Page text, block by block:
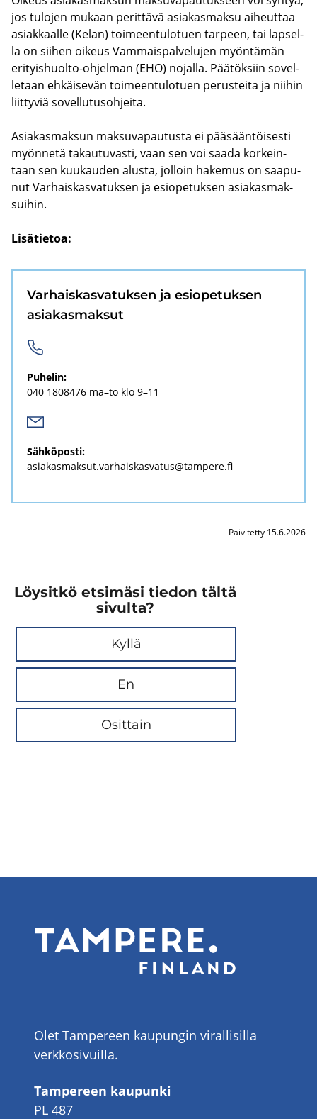
jos tu­lo­jen mu­kaan pe­rit­tä­vä asia­kas­mak­su ai­heut­taa
asiak­kaal­le (Kelan) toi­meen­tu­lo­tuen tar­peen, tai lap­sel­
la on sii­hen oi­keus Vam­mais­pal­ve­lu­jen myön­tä­män
erityishuolto-​ohjelman (EHO) no­jal­la. Pää­tök­siin so­vel­
le­taan eh­käi­se­vän toi­meen­tu­lo­tuen pe­rus­tei­ta ja nii­hin
liit­ty­viä so­vel­lu­tus­oh­jei­ta.
Asia­kas­mak­sun mak­su­va­pau­tus­ta ei pää­sään­töi­ses­ti
myön­ne­tä ta­kau­tu­vas­ti, vaan sen voi saada kor­kein­
taan sen kuu­kau­den alus­ta, jol­loin ha­ke­mus on saa­pu­
nut Var­hais­kas­va­tuk­sen ja esio­pe­tuk­sen asia­kas­mak­
sui­hin.
Li­sä­tie­toa:
Var­hais­kas­va­tuk­sen ja esio­pe­tuk­sen
asia­kas­mak­sut
Pu­he­lin:
040 1808476 ma–to klo 9–11
Säh­kö­pos­ti:
asia­kas­mak­sut.var­hais­kas­va­tus@tam­pe­re.fi
Päivitetty 15.6.2026
Löysitkö etsimäsi tiedon tältä
sivulta?
Kyllä
En
Osittain
Olet Tampereen kaupungin virallisilla
verkkosivuilla.
Tampereen kaupunki
PL 487